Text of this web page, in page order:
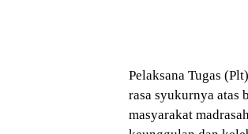
Pelaksana Tugas
rasa syukurnya atas
masyarakat